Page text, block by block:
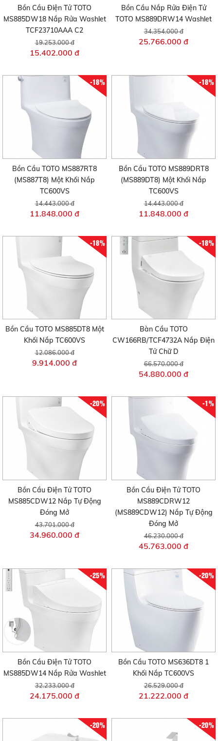
Bồn Cầu Điện Tử TOTO
MS885DW18 Nắp Rửa Washlet
TCF23710AAA C2
19.253.000 đ
15.402.000 đ
Bồn Cầu Nắp Rửa Điện Tử
TOTO MS889DRW14 Washlet
34.354.000 đ
25.766.000 đ
-18%
Bồn Cầu TOTO MS887RT8
(MS887T8) Một Khối Nắp
TC600VS
14.443.000 đ
11.848.000 đ
-18%
Bồn Cầu TOTO MS889DRT8
(MS889DT8) Một Khối Nắp
TC600VS
14.443.000 đ
11.848.000 đ
-18%
Bồn Cầu TOTO MS885DT8 Một
Khối Nắp TC600VS
12.086.000 đ
9.914.000 đ
-18%
Bàn Cầu TOTO
CW166RB/TCF4732A Nắp Điện
Tử Chữ D
66.570.000 đ
54.880.000 đ
-20%
Bồn Cầu Điện Tử TOTO
MS885CDW12 Nắp Tự Động
Đóng Mở
43.701.000 đ
34.960.000 đ
-1%
Bồn Cầu Điện Tử TOTO
MS889CDRW12
(MS889CDW12) Nắp Tự Động
Đóng Mở
46.230.000 đ
45.763.000 đ
-25%
Bồn Cầu Điện Tử TOTO
MS885DW14 Nắp Rửa Washlet
32.233.000 đ
24.175.000 đ
-20%
Bồn Cầu TOTO MS636DT8 1
Khối Nắp TC600VS
26.529.000 đ
21.222.000 đ
-20% -20%